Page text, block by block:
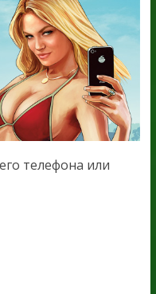
телефона или